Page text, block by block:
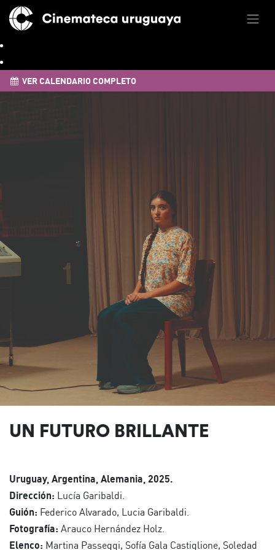
VER CALENDARIO COMPLETO
UN FUTURO BRILLANTE
Uruguay, Argentina, Alemania, 2025.
Dirección: Lucía Garibaldi.
Guión: Federico Alvarado, Lucia Garibaldi.
Fotografía: Arauco Hernández Holz.
Elenco: Martina Passeggi, Sofía Gala Castiglione, Soledad